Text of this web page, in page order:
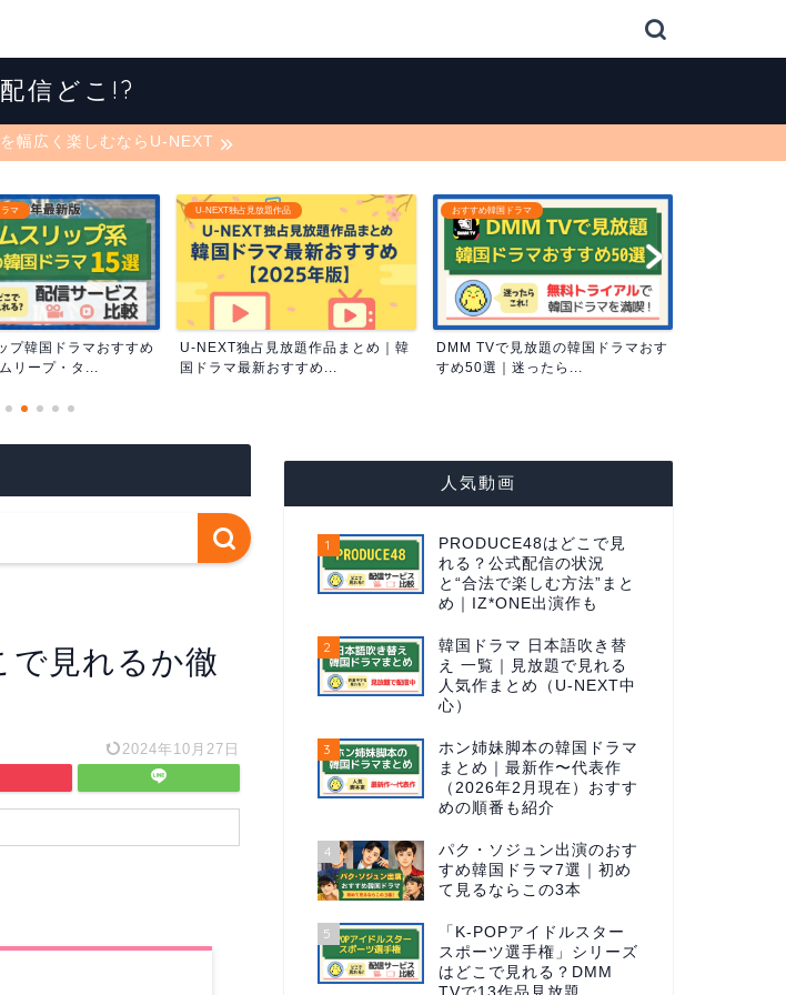
信どこ!?
幅広く楽しむならU-NEXT
題作品
見放題作品まとめ｜韓
おすすめ...
おすすめ韓国ドラマ
DMM TVで見放題の韓国ドラマおす
すめ50選｜迷ったら...
動画配信サービス
【2025年最新】DMM TV無料トラ
イアルで韓国ドラマ...
で見れるか徹
2024年10月27日
人気動画
1
PRODUCE48はどこで見
れる？公式配信の状況
と“合法で楽しむ方法”まと
め｜IZ*ONE出演作も
2
韓国ドラマ 日本語吹き替
え 一覧｜見放題で見れる
人気作まとめ（U-NEXT中
心）
3
ホン姉妹脚本の韓国ドラマ
まとめ｜最新作〜代表作
（2026年2月現在）おすす
めの順番も紹介
4
パク・ソジュン出演のおす
すめ韓国ドラマ7選｜初め
て見るならこの3本
5
「K-POPアイドルスター
スポーツ選手権」シリーズ
はどこで見れる？DMM